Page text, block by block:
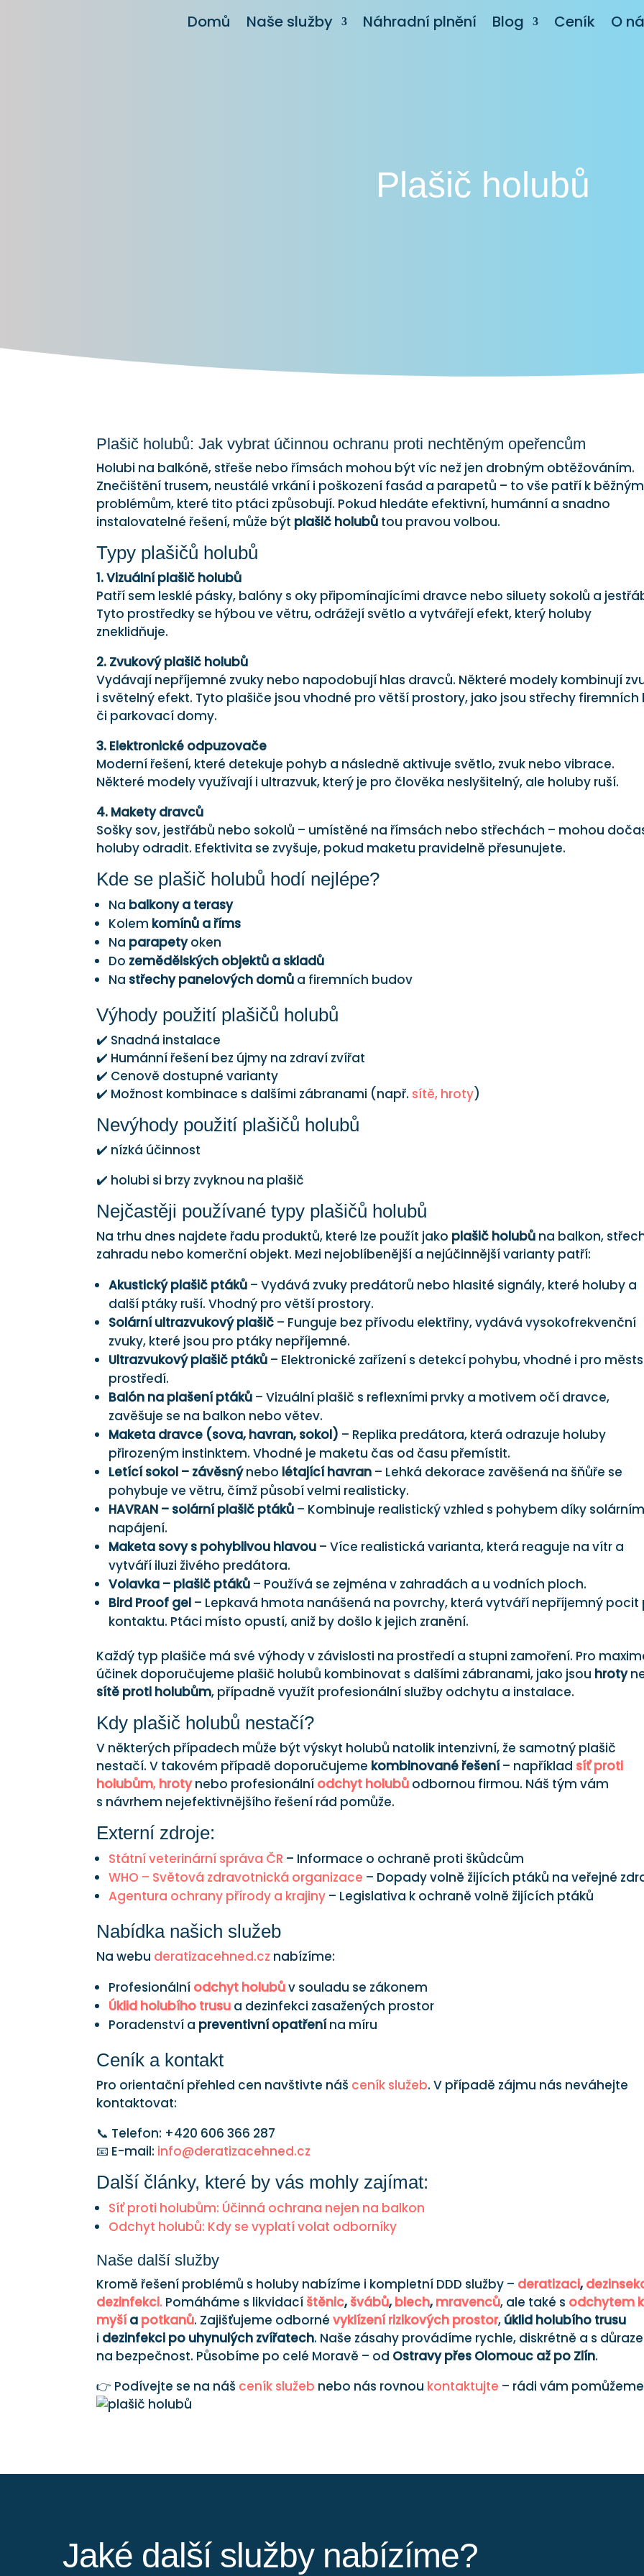
Domů Naše služby Náhradní plnění Blog Ceník O
Plašič holubů
Plašič holubů: Jak vybrat účinnou ochranu proti nechtěným opeřencům
Holubi na balkóně, střeše nebo římsách mohou být víc než jen drobným obtěžováním.
Znečištění trusem, neustálé vrkání i poškození fasád a parapetů – to vše patří k běžným
problémům, které tito ptáci způsobují. Pokud hledáte efektivní, humánní a snadno
instalovatelné řešení, může být plašič holubů tou pravou volbou.
Typy plašičů holubů
1. Vizuální plašič holubů
Patří sem lesklé pásky, balóny s oky připomínajícími dravce nebo siluety sokolů a
Tyto prostředky se hýbou ve větru, odrážejí světlo a vytvářejí efekt, který holuby
zneklidňuje.
2. Zvukový plašič holubů
Vydávají nepříjemné zvuky nebo napodobují hlas dravců. Některé modely kombinují
i světelný efekt. Tyto plašiče jsou vhodné pro větší prostory, jako jsou střechy firemních
či parkovací domy.
3. Elektronické odpuzovače
Moderní řešení, které detekuje pohyb a následně aktivuje světlo, zvuk nebo vibrace.
Některé modely využívají i ultrazvuk, který je pro člověka neslyšitelný, ale holuby ruší.
4. Makety dravců
Sošky sov, jestřábů nebo sokolů – umístěné na římsách nebo střechách – mohou
holuby odradit. Efektivita se zvyšuje, pokud maketu pravidelně přesunujete.
Kde se plašič holubů hodí nejlépe?
Na balkony a terasy
Kolem komínů a říms
Na parapetyoken
Do zemědělských objektů a skladů
Na střechy panelových domů a firemních budov
Výhody použití plašičů holubů
✔️ Snadná instalace
✔️ Humánní řešení bez újmy na zdraví zvířat
✔️ Cenově dostupné varianty
✔️ Možnost kombinace s dalšími zábranami (např. sítě, hroty)
Nevýhody použití plašičů holubů
✔️ nízká účinnost
✔️ holubi si brzy zvyknou na plašič
Nejčastěji používané typy plašičů holubů
Na trhu dnes najdete řadu produktů, které lze použít jako plašič holubů na balkon,
zahradu nebo komerční objekt. Mezi nejoblíbenější a nejúčinnější varianty patří:
Akustický plašič ptáků – Vydává zvuky predátorů nebo hlasité signály, které holuby a
další ptáky ruší. Vhodný pro větší prostory.
Solární ultrazvukový plašič – Funguje bez přívodu elektřiny, vydává vysokofrekvenční
zvuky, které jsou pro ptáky nepříjemné.
Ultrazvukový plašič ptáků – Elektronické zařízení s detekcí pohybu, vhodné i pro
prostředí.
Balón na plašení ptáků – Vizuální plašič s reflexními prvky a motivem očí dravce,
zavěšuje se na balkon nebo větev.
Maketa dravce (sova, havran, sokol) – Replika predátora, která odrazuje holuby
přirozeným instinktem. Vhodné je maketu čas od času přemístit.
Letící sokol – závěsnýnebo létající havran – Lehká dekorace zavěšená na šňůře se
pohybuje ve větru, čímž působí velmi realisticky.
HAVRAN – solární plašič ptáků – Kombinuje realistický vzhled s pohybem díky
napájení.
Maketa sovy s pohyblivou hlavou – Více realistická varianta, která reaguje na vítr a
vytváří iluzi živého predátora.
Volavka – plašič ptáků – Používá se zejména v zahradách a u vodních ploch.
Bird Proof gel – Lepkavá hmota nanášená na povrchy, která vytváří nepříjemný pocit
kontaktu. Ptáci místo opustí, aniž by došlo k jejich zranění.
Každý typ plašiče má své výhody v závislosti na prostředí a stupni zamoření. Pro
účinek doporučujeme plašič holubů kombinovat s dalšími zábranami, jako jsou hroty
sítě proti holubům, případně využít profesionální služby odchytu a instalace.
Kdy plašič holubů nestačí?
V některých případech může být výskyt holubů natolik intenzivní, že samotný plašič
nestačí. V takovém případě doporučujeme kombinované řešení– například síť proti
holubům, hrotynebo profesionální odchyt holubů odbornou firmou. Náš tým vám
s návrhem nejefektivnějšího řešení rád pomůže.
Externí zdroje:
Státní veterinární správa ČR – Informace o ochraně proti škůdcům
WHO – Světová zdravotnická organizace – Dopady volně žijících ptáků na veřejné
Agentura ochrany přírody a krajiny – Legislativa k ochraně volně žijících ptáků
Nabídka našich služeb
Na webu deratizacehned.cz nabízíme:
Profesionální odchyt holubův souladu se zákonem
Úklid holubího trusu a dezinfekci zasažených prostor
Poradenství a preventivní opatřenína míru
Ceník a kontakt
Pro orientační přehled cen navštivte náš ceník služeb. V případě zájmu nás neváhejte
kontaktovat:
📞 Telefon: +420 606 366 287
📧 E-mail: info@deratizacehned.cz
Další články, které by vás mohly zajímat:
Síť proti holubům: Účinná ochrana nejen na balkon
Odchyt holubů: Kdy se vyplatí volat odborníky
Naše další služby
Kromě řešení problémů s holuby nabízíme i kompletní DDD služby – deratizaci,
dezinfekci. Pomáháme s likvidací štěnic, švábů, blech, mravenců, ale také s odchytem
myšía potkanů. Zajišťujeme odbornévyklízení rizikových prostor, úklid holubího trusu
i dezinfekci po uhynulých zvířatech. Naše zásahy provádíme rychle, diskrétně a s
na bezpečnost. Působíme po celé Moravě – od Ostravy přes Olomouc až po Zlín.
👉 Podívejte se na náš ceník služeb nebo nás rovnou kontaktujte – rádi vám
Jaké další služby nabízíme?